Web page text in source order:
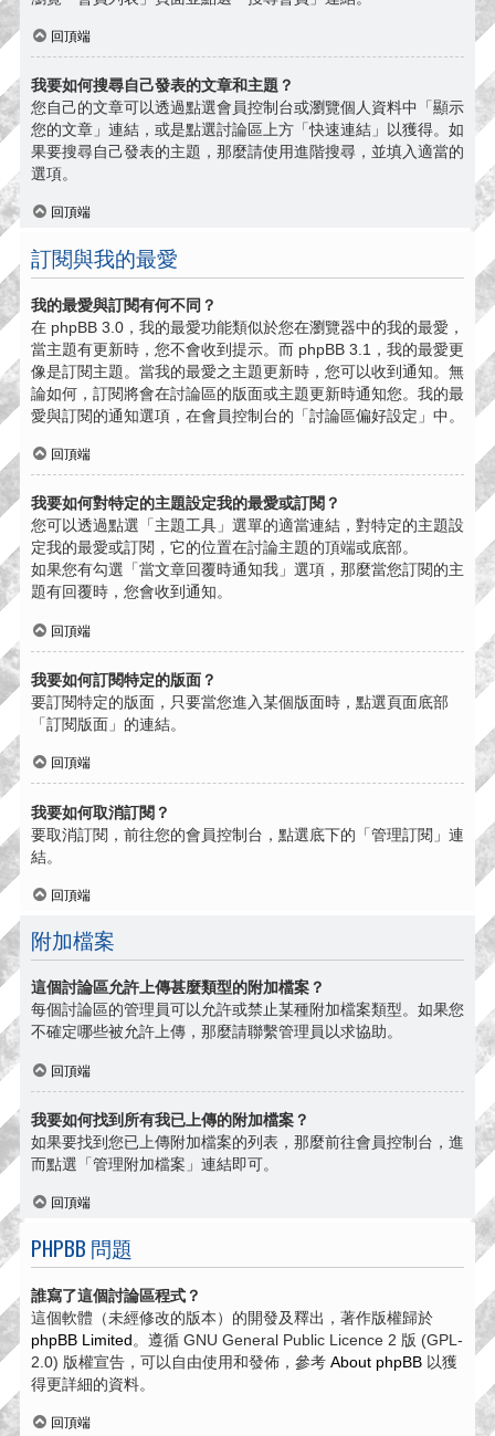
回頂端
我要如何搜尋自己發表的文章和主題？
您自己的文章可以透過點選會員控制台或瀏覽個人資料中「顯示
您的文章」連結，或是點選討論區上方「快速連結」以獲得。如
果要搜尋自己發表的主題，那麼請使用進階搜尋，並填入適當的
選項。
回頂端
訂閱與我的最愛
我的最愛與訂閱有何不同？
在 phpBB 3.0，我的最愛功能類似於您在瀏覽器中的我的最愛，
當主題有更新時，您不會收到提示。而 phpBB 3.1，我的最愛更
像是訂閱主題。當我的最愛之主題更新時，您可以收到通知。無
論如何，訂閱將會在討論區的版面或主題更新時通知您。我的最
愛與訂閱的通知選項，在會員控制台的「討論區偏好設定」中。
回頂端
我要如何對特定的主題設定我的最愛或訂閱？
您可以透過點選「主題工具」選單的適當連結，對特定的主題設
定我的最愛或訂閱，它的位置在討論主題的頂端或底部。
如果您有勾選「當文章回覆時通知我」選項，那麼當您訂閱的主
題有回覆時，您會收到通知。
回頂端
我要如何訂閱特定的版面？
要訂閱特定的版面，只要當您進入某個版面時，點選頁面底部
「訂閱版面」的連結。
回頂端
我要如何取消訂閱？
要取消訂閱，前往您的會員控制台，點選底下的「管理訂閱」連
結。
回頂端
附加檔案
這個討論區允許上傳甚麼類型的附加檔案？
每個討論區的管理員可以允許或禁止某種附加檔案類型。如果您
不確定哪些被允許上傳，那麼請聯繫管理員以求協助。
回頂端
我要如何找到所有我已上傳的附加檔案？
如果要找到您已上傳附加檔案的列表，那麼前往會員控制台，進
而點選「管理附加檔案」連結即可。
回頂端
PHPBB 問題
誰寫了這個討論區程式？
這個軟體（未經修改的版本）的開發及釋出，著作版權歸於
phpBB Limited。遵循 GNU General Public Licence 2 版 (GPL-
2.0) 版權宣告，可以自由使用和發佈，參考 About phpBB 以獲
得更詳細的資料。
回頂端